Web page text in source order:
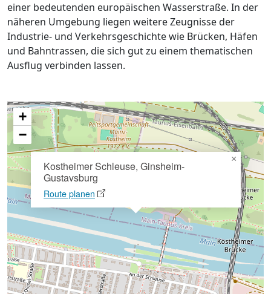
einer bedeutenden europäischen Wasserstraße. In der
näheren Umgebung liegen weitere Zeugnisse der
Industrie- und Verkehrsgeschichte wie Brücken, Häfen
und Bahntrassen, die sich gut zu einem thematischen
Ausflug verbinden lassen.
Kostheimer Schleuse, Ginsheim-
Gustavsburg
Route planen
×
+
−